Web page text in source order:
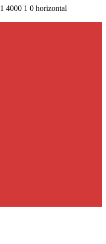
1 4000 1 0 horizontal